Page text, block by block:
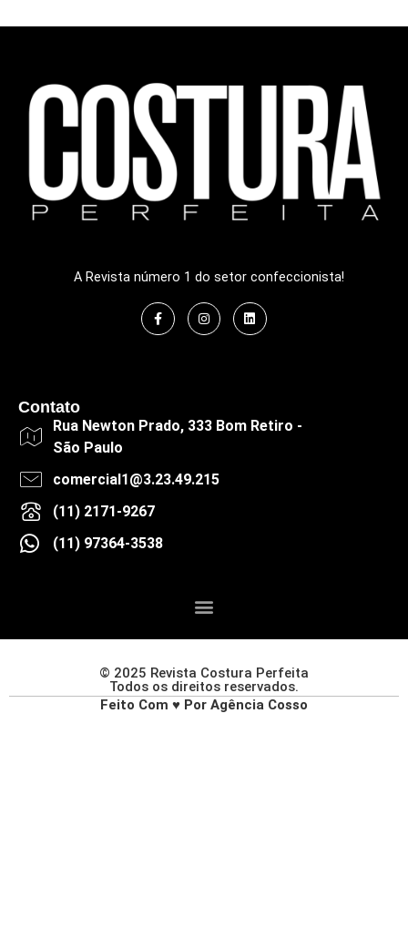
A Revista número 1 do setor confeccionista!
Contato
Rua Newton Prado, 333 Bom Retiro -
São Paulo
comercial1@3.23.49.215
(11) 2171-9267
(11) 97364-3538
© 2025 Revista Costura Perfeita
Todos os direitos reservados.
Feito Com ♥ Por Agência Cosso